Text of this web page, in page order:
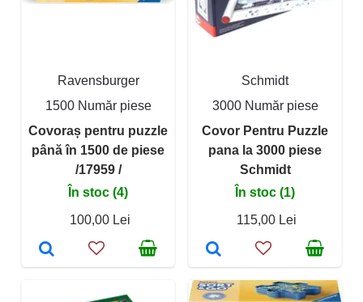
Ravensburger
1500 Număr piese
Covoraș pentru puzzle
până în 1500 de piese
/17959 /
În stoc (4)
100,00 Lei
Schmidt
3000 Număr piese
Covor Pentru Puzzle
pana la 3000 piese
Schmidt
În stoc (1)
115,00 Lei